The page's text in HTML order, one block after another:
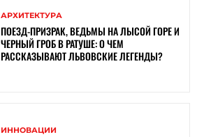
АРХИТЕКТУРА
ПОЕЗД-ПРИЗРАК, ВЕДЬМЫ НА ЛЫСОЙ ГОРЕ И
ЧЕРНЫЙ ГРОБ В РАТУШЕ: О ЧЕМ
РАССКАЗЫВАЮТ ЛЬВОВСКИЕ ЛЕГЕНДЫ?
ИННОВАЦИИ